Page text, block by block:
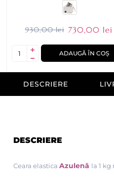
930,00 lei 730,00 lei
ADAUGĂ ÎN COȘ
DESCRIERE
DESCRIERE
Ceara elastica Azulenă la 1